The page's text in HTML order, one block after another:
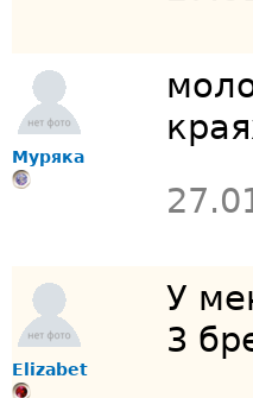
Муряка
Elizabet
У
3